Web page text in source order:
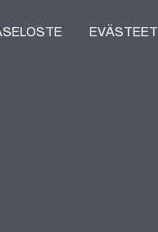
EVÄSTEET